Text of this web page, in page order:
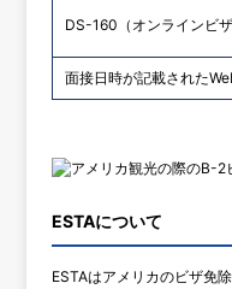
DS-160（オンラインビ
面接日時が記載された
ESTAについて
ESTAはアメリカのビザ免